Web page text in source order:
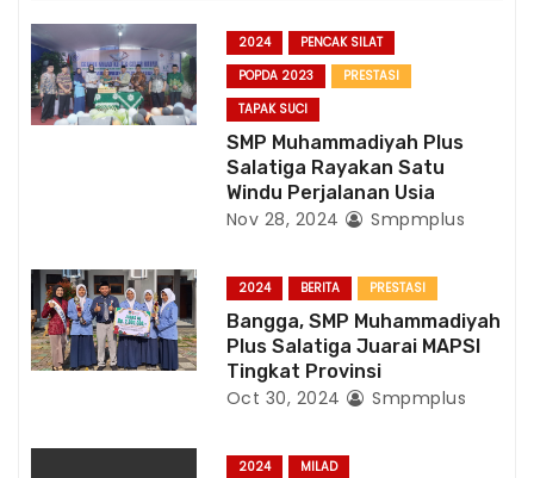
i
o
n
2024
PENCAK SILAT
POPDA 2023
PRESTASI
TAPAK SUCI
SMP Muhammadiyah Plus
Salatiga Rayakan Satu
Windu Perjalanan Usia
Nov 28, 2024 Smpmplus
2024 BERITA PRESTASI
Bangga, SMP Muhammadiyah
Plus Salatiga Juarai MAPSI
Tingkat Provinsi
Oct 30, 2024 Smpmplus
2024 MILAD